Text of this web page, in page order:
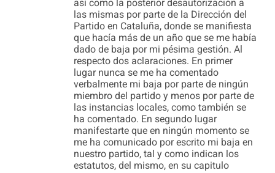
así como la posterior desautorización a
las mismas por parte de la Dirección del
Partido en Cataluña, donde se manifiesta
que hacía más de un año que se me había
dado de baja por mi pésima gestión. Al
respecto dos aclaraciones. En primer
lugar nunca se me ha comentado
verbalmente mi baja por parte de ningún
miembro del partido y menos por parte de
las instancias locales, como también se
ha comentado. En segundo lugar
manifestarte que en ningún momento se
me ha comunicado por escrito mi baja en
nuestro partido, tal y como indican los
estatutos, del mismo, en su capitulo